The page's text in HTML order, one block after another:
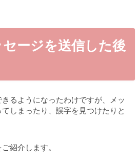
ージを送信した後
るようになったわけですが、メッ
しまったり、誤字を見つけたりと
紹介します。